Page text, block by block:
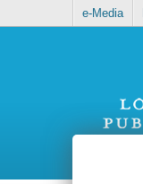
e-Media